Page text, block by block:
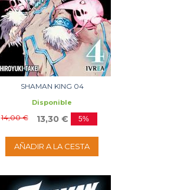
SHAMAN KING 04
Disponible
14,00 € 13,30 € 5%
AÑADIR A LA CESTA